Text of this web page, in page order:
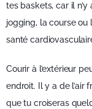
tes baskets, car il
jogging, la course
santé
Courir à l’extérieur
endroit. Il y a de l’air
que tu croiseras